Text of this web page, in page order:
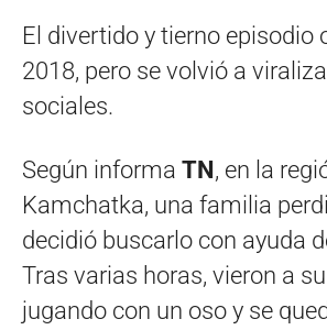
El divertido y tierno episodio
2018, pero se volvió a
sociales.
Según informa TN, en la
Kamchatka, una familia
decidió buscarlo con ayuda
Tras varias horas, vieron a
jugando con un oso y se